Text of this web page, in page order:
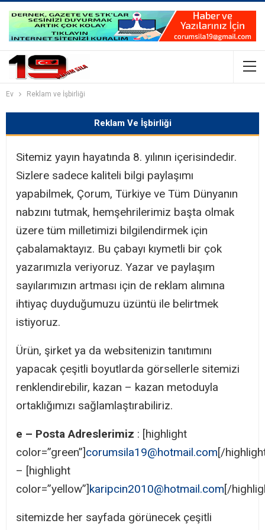
Ev Reklam ve İşbirliği
Reklam Ve İşbirliği
Sitemiz yayın hayatında 8. yılının içerisindedir.
Sizlere sadece kaliteli bilgi paylaşımı
yapabilmek, Çorum, Türkiye ve Tüm Dünyanın
nabzını tutmak, hemşehrilerimiz başta olmak
üzere tüm milletimizi bilgilendirmek için
çabalamaktayız. Bu çabayı kıymetli bir çok
yazarımızla veriyoruz. Yazar ve paylaşım
sayılarımızın artması için de reklam alımına
ihtiyaç duyduğumuzu üzüntü ile belirtmek
istiyoruz.
Ürün, şirket ya da websitenizin tanıtımını
yapacak çeşitli boyutlarda görsellerle sitemizi
renklendirebilir, kazan – kazan metoduyla
ortaklığımızı sağlamlaştırabiliriz.
e – Posta Adreslerimiz : [highlight
color=”green”]corumsila19@hotmail.com[/
– [highlight
color=”yellow”]karipcin2010@hotmail.com[/
sitemizde her sayfada görünecek çeşitli